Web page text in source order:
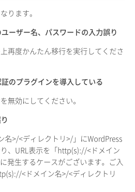
ります。
ーザー名、パスワードの入力誤り
再度かんたん移行を実行してくださ
のプラグインを導入している
無効にしてください。
>/<ディレクトリ>/」にWordPress
、URL表示を「http(s)://<ドメイン
発生するケースがございます。ご入
<ドメイン名>/<ディレクトリ